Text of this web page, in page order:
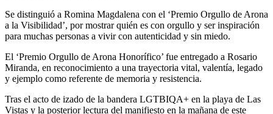
Se distinguió a Romina Magdalena con el ‘Premio Orgullo de Arona
a la Visibilidad’, por mostrar quién es con orgullo y ser inspiración
para muchas personas a vivir con autenticidad y sin miedo.
El ‘Premio Orgullo de Arona Honorífico’ fue entregado a Rosario
Miranda, en reconocimiento a una trayectoria vital, valentía, legado
y ejemplo como referente de memoria y resistencia.
Tras el acto de izado de la bandera LGTBIQA+ en la playa de Las
Vistas y la posterior lectura del manifiesto en la mañana de este